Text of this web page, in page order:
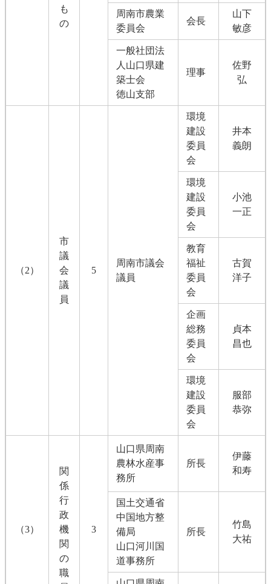
も
の
周南市農業
委員会
会長
山下
敏彦
一般社団法
人山口県建
築士会
徳山支部
理事
佐野
弘
（2）
市
議
会
議
員
5
周南市議会
議員
環境
建設
委員
会
井本
義朗
環境
建設
委員
会
小池
一正
教育
福祉
委員
会
古賀
洋子
企画
総務
委員
会
貞本
昌也
環境
建設
委員
会
服部
恭弥
（3）
関
係
行
政
機
関
の
職
3
山口県周南
農林水産事
務所
所長
伊藤
和寿
国土交通省
中国地方整
備局
山口河川国
道事務所
所長
竹島
大祐